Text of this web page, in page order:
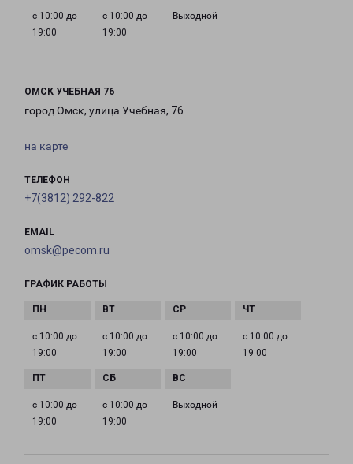
с 10:00 до
19:00
с 10:00 до
19:00
Выходной
ОМСК УЧЕБНАЯ 76
город Омск, улица Учебная, 76
на карте
ТЕЛЕФОН
+7(3812) 292-822
EMAIL
omsk@pecom.ru
ГРАФИК РАБОТЫ
с 10:00 до
19:00
с 10:00 до
19:00
с 10:00 до
19:00
с 10:00 до
19:00
с 10:00 до
19:00
с 10:00 до
19:00
Выходной